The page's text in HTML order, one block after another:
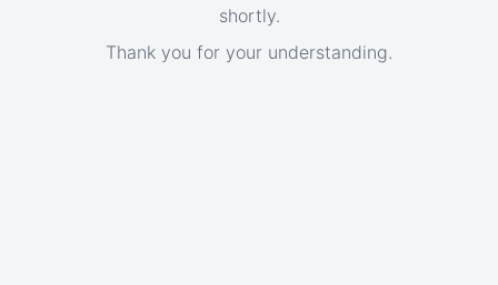
shortly.
Thank you for your understanding.